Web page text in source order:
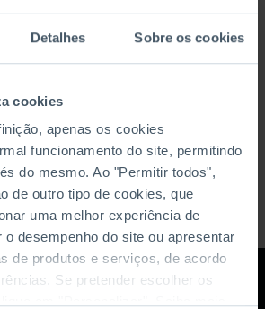
Detalhes Sobre os cookies
cookies
apenas os cookies
funcionamento do site, permitindo
do mesmo. Ao "Permitir todos",
de outro tipo de cookies, que
uma melhor experiência de
o desempenho do site ou apresentar
de produtos e serviços, de acordo
Se pretender escolher os